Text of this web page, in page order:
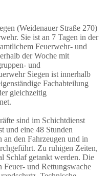
(Weidenauer Straße 270)
Sie ist an 7 Tagen in der
Feuerwehr- und
der Woche mit
und
Siegen ist innerhalb
Fachabteilung
gleichzeitig
sind im Schichtdienst
und eine 48 Stunden
an den Fahrzeugen und in
Zu ruhigen Zeiten,
Schlaf getankt werden. Die
Feuer- und Rettungswache